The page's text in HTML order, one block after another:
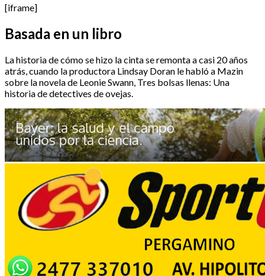
[iframe]
Basada en un libro
La historia de cómo se hizo la cinta se remonta a casi 20 años
atrás, cuando la productora Lindsay Doran le habló a Mazin
sobre la novela de Leonie Swann, Tres bolsas llenas: Una
historia de detectives de ovejas.